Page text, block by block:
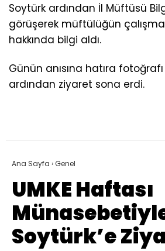
Soytürk ardından İl Müftüsü
görüşerek müftülüğün
hakkında bilgi aldı.
Günün anısına hatıra
ardından ziyaret sona erdi.
Ana Sayfa ›Genel
UMKE Haftası
Soytürk’e